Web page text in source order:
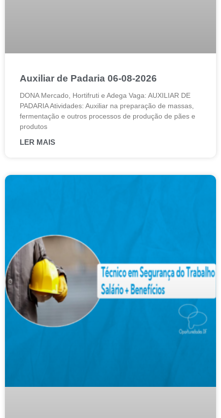
Auxiliar de Padaria 06-08-2026
DONA Mercado, Hortifruti e Adega Vaga: AUXILIAR DE
PADARIA Atividades: Auxiliar na preparação de massas,
fermentação e outros processos de produção de pães e
produtos
LER MAIS